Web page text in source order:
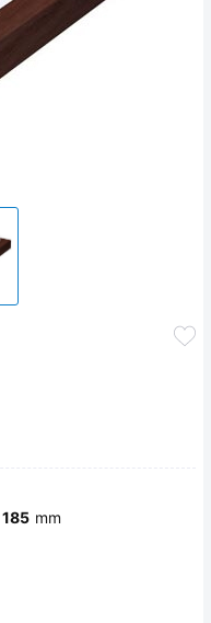
185 mm